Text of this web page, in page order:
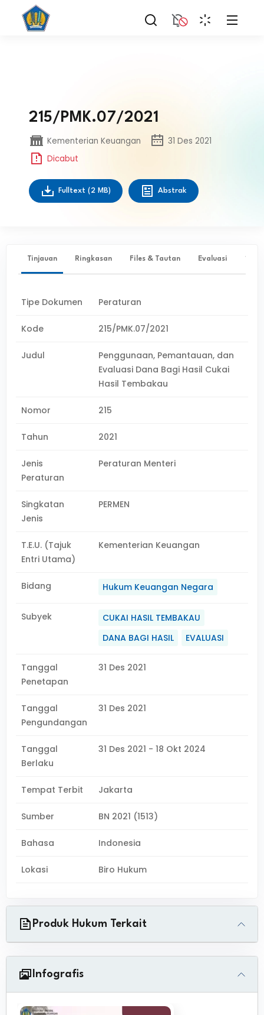
215/PMK.07/2021
Kementerian Keuangan
31 Des 2021
Dicabut
Fulltext (2 MB) Abstrak
Tinjauan Ringkasan Files & Tautan Evaluasi ✨
Tipe Dokumen Peraturan
Kode 215/PMK.07/2021
Judul
Penggunaan, Pemantauan, dan
Evaluasi Dana Bagi Hasil Cukai
Hasil Tembakau
Nomor 215
Tahun 2021
Jenis
Peraturan
Peraturan Menteri
Singkatan
Jenis
PERMEN
T.E.U. (Tajuk
Entri Utama)
Kementerian Keuangan
Bidang Hukum Keuangan Negara
Subyek
CUKAI HASIL TEMBAKAU
DANA BAGI HASIL
EVALUASI
Tanggal
Penetapan
31 Des 2021
Tanggal
Pengundangan
31 Des 2021
Tanggal
Berlaku
31 Des 2021 - 18 Okt 2024
Tempat Terbit Jakarta
Sumber BN 2021 (1513)
Bahasa Indonesia
Lokasi Biro Hukum
Produk Hukum Terkait
Infografis